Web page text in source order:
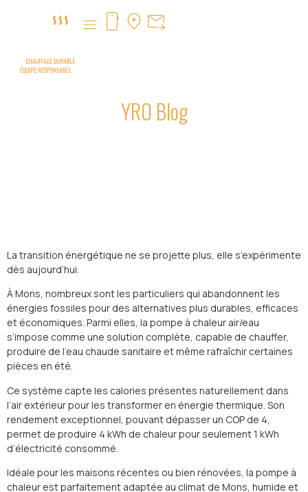
YRO Blog
Installation d’une pompe à
La transition énergétique ne se projette plus, elle s’expérimente
dès aujourd’hui.
À Mons, nombreux sont les particuliers qui abandonnent les
énergies fossiles pour des alternatives plus durables, efficaces
et économiques. Parmi elles, la pompe à chaleur air/eau
s’impose comme une solution complète, capable de chauffer,
produire de l’eau chaude sanitaire et même rafraîchir certaines
pièces en été.
Ce système capte les calories présentes naturellement dans
l’air extérieur pour les transformer en énergie thermique. Son
rendement exceptionnel, pouvant dépasser un COP de 4,
permet de produire 4 kWh de chaleur pour seulement 1 kWh
d’électricité consommé.
Idéale pour les maisons récentes ou bien rénovées, la pompe à
chaleur est parfaitement adaptée au climat de Mons, humide et